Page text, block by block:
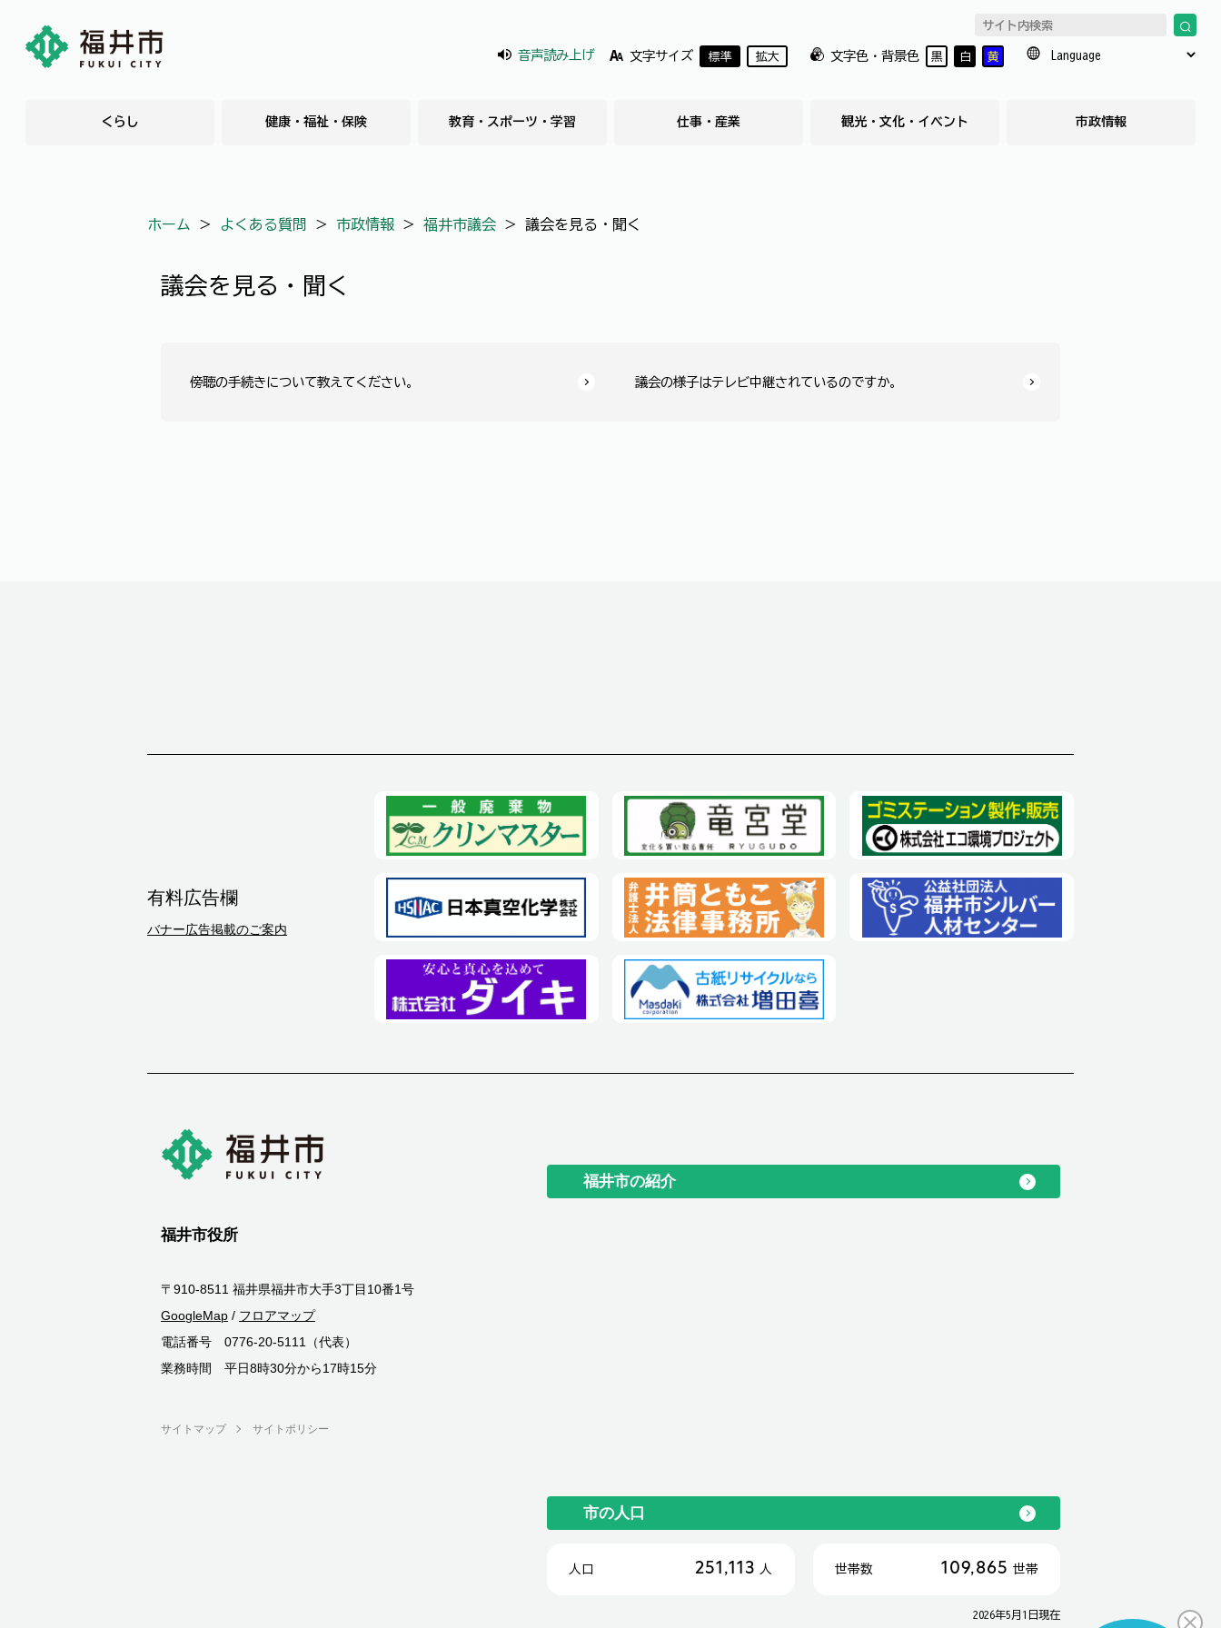
音声読み上げ 文字サイズ 標準 拡大 文字色・背景色 黒 白 黄
くらし 健康・福祉・保険 教育・スポーツ・学習 仕事・産業 観光・文化・イベント 市政情報
ホーム ＞ よくある質問 ＞ 市政情報 ＞ 福井市議会 ＞ 議会を見る・聞く
議会を見る・聞く
傍聴の手続きについて教えてください。 議会の様子はテレビ中継されているのですか。
有料広告欄
バナー広告掲載のご案内
福井市役所
〒910-8511 福井県福井市大手3丁目10番1号
GoogleMap / フロアマップ
電話番号 0776-20-5111（代表）
業務時間 平日8時30分から17時15分
サイトマップ サイトポリシー
福井市の紹介
市の人口
人口 251,113 人 世帯数 109,865 世帯
2026年5月1日現在